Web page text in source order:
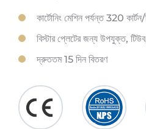
কার্টোনিং মেশিন পর্যন্ত 320 কার্টন/
বিস্টার প্লেটের জন্য উপযুক্ত,
দ্রুততম 15 দিন বিতরণ